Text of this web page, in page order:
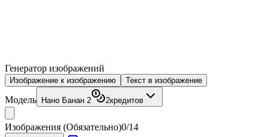
Естественный язык
Генератор изображений
Изображение к изображению Текст в изображение
Модель Нано Банан 2 2кредитов
Изображения (Обязательно)0/14